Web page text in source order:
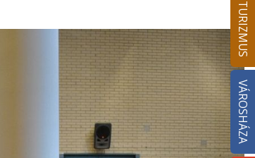
TURIZMUS
VÁROSHÁZA